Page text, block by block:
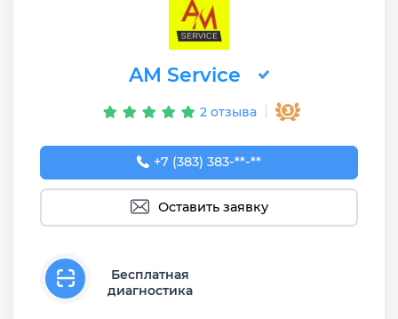
AM Service
2 отзыва
+7 (383) 383-65-03
+7 (383) 383-**-**
Оставить заявку
Бесплатная
диагностика